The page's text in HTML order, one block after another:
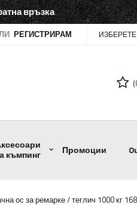
връзка
РЕГИСТРИРАМ
къмпинг
Промоции
ос за ремарке / теглич 1000 кг